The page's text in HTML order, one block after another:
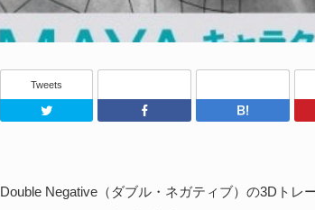
Tweets
Twitter Facebook
Double Negative（ダブル・ネガティブ）の3Dトレ